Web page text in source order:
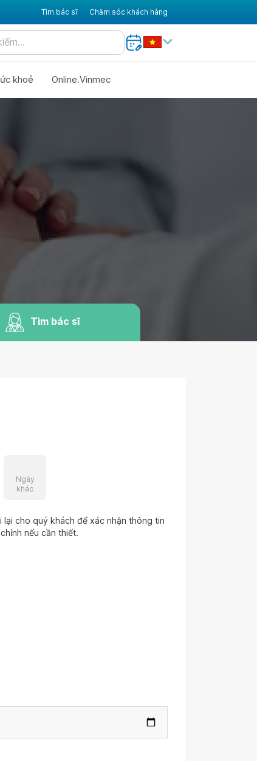
Tìm bác sĩ Chăm sóc khách hàng
khoẻ Online.Vinmec
Tìm bác sĩ
Ngày
khác
cho quý khách để xác nhận thông tin
nếu cần thiết.